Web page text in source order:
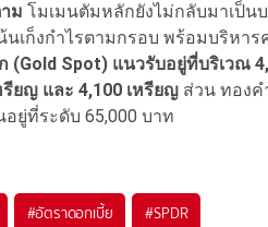
ม โมเมนตัมหลักยังไม่กลับมาเป็น
เก็งกําไรตามกรอบ พร้อมบริหาร
Spot) แนวรับอยู่ที่บริเวณ
ยญ และ 4,100 เหรียญ ส่วน ทองคํ
ยู่ที่ระดับ 65,000 บาท
#อัตราดอกเบี้ย #SPDR